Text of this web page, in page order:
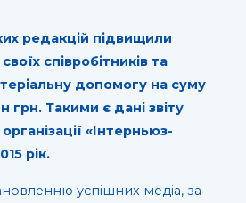
редакцій підвищили
співробітників та
допомогу на суму
грн. Такими є дані звіту
«Інтерньюз-
рік.
успішних медіа, за